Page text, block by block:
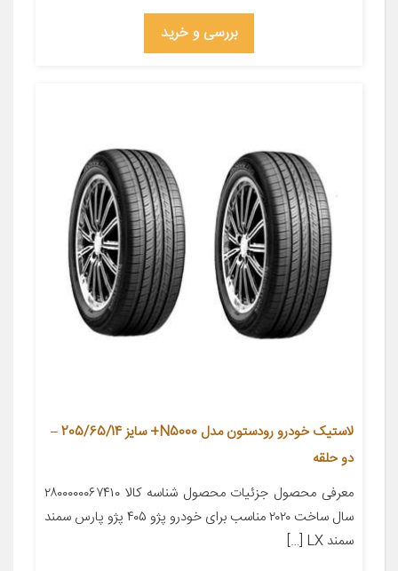
بررسی و خرید
لاستیک خودرو رودستون مدل N5000+ سایز 205/65/14 –
دو حلقه
معرفی محصول جزئیات محصول شناسه کالا ۲۸۰۰۰۰۰۰۶۷۴۱۰
سال ساخت ۲۰۲۰ مناسب برای خودرو پژو ۴۰۵ پژو پارس سمند
سمند LX […]